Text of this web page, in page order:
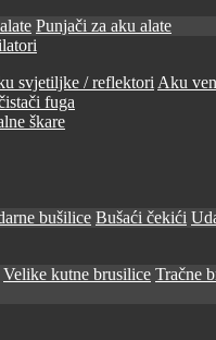
Punjači za aku alate
svjetiljke / reflektori Aku
fuga
škare
bušilice Bušaći čekići
Velike kutne brusilice Tračne